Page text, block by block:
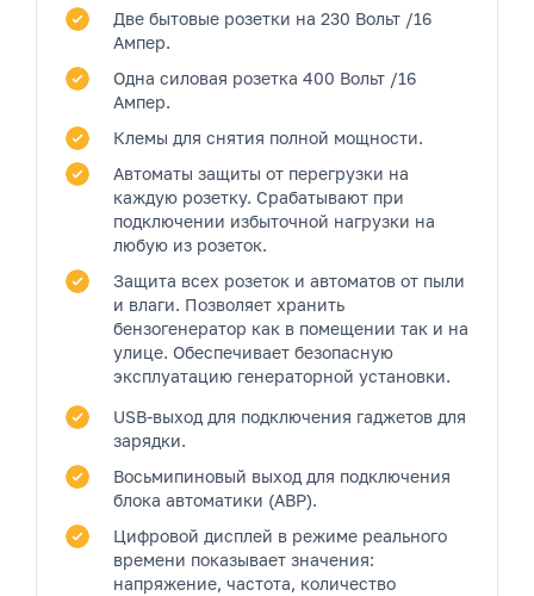
Две бытовые розетки на 230 Вольт /16
Ампер.
Одна силовая розетка 400 Вольт /16
Ампер.
Клемы для снятия полной мощности.
Автоматы защиты от перегрузки на
каждую розетку. Срабатывают при
подключении избыточной нагрузки на
любую из розеток.
Защита всех розеток и автоматов от пыли
и влаги. Позволяет хранить
бензогенератор как в помещении так и на
улице. Обеспечивает безопасную
эксплуатацию генераторной установки.
USB-выходдля подключения гаджетов для
зарядки.
Восьмипиновый выходдля подключения
блока автоматики (АВР).
Цифровой дисплей в режиме реального
времени показывает значения:
напряжение, частота, количество